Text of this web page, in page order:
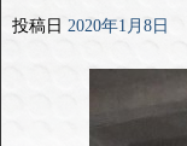
投稿日 2020年1月8日